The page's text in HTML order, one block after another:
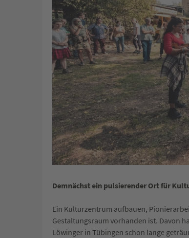
Demnächst ein pulsierender Ort für
Ein Kulturzentrum aufbauen,
Gestaltungsraum vorhanden ist. Davon
Löwinger in Tübingen schon lange